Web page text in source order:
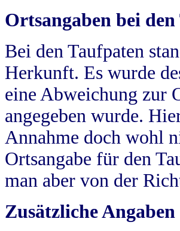
Ortsangaben bei
Bei den Taufpaten
Herkunft. Es wurde
eine Abweichung zur
angegeben wurde.
Annahme doch wohl
Ortsangabe für den
man aber von der
Zusätzliche